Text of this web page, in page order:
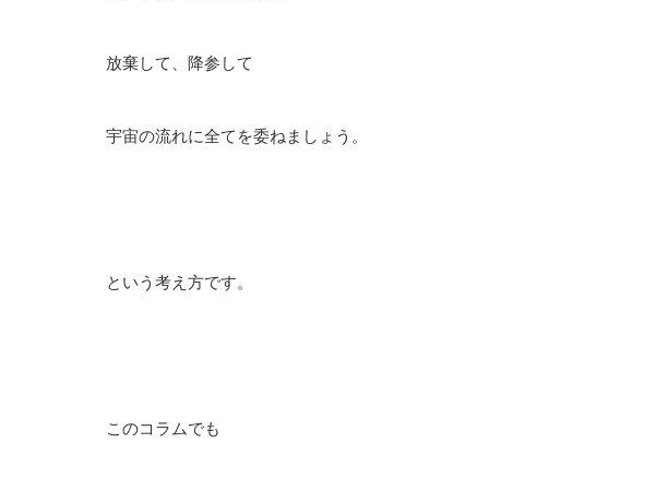
放棄して、降参して
宇宙の流れに全てを委ねましょう。
という考え方です。
このコラムでも